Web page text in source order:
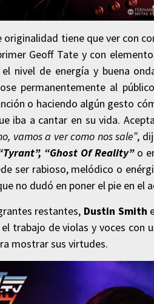
originalidad tiene que ver con
Geoff Tate y con
nivel de energía y buena
permanentemente al
o haciendo algún gesto
iba a cantar en su vida.
vamos a ver como nos sale”,
“Ghost Of Reality” o
ser rabioso, melódico o
no dudó en poner el pie en
restantes, Dustin Smith
trabajo de violas y voces con
mostrar sus virtudes.